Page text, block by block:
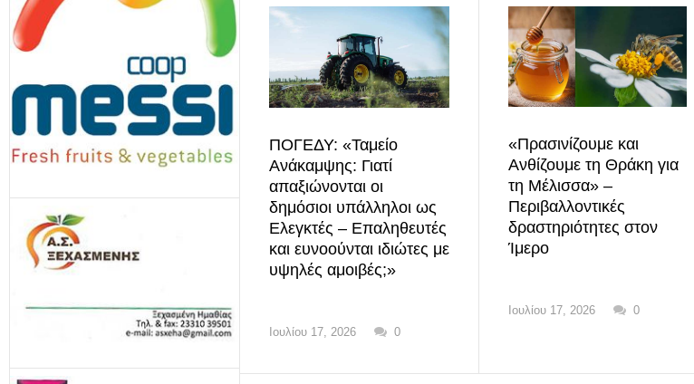
ΠΟΓΕΔΥ: «Ταμείο
Ανάκαμψης: Γιατί
απαξιώνονται οι
δημόσιοι υπάλληλοι ως
Ελεγκτές – Επαληθευτές
και ευνοούνται ιδιώτες με
υψηλές αμοιβές;»
Ιουλίου 17, 2026 0
«Πρασινίζουμε και
Ανθίζουμε τη Θράκη για
τη Μέλισσα» –
Περιβαλλοντικές
δραστηριότητες στον
Ίμερο
Ιουλίου 17, 2026 0